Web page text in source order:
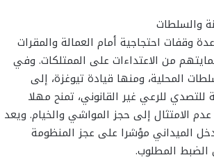
وقفات احتجاجية أمام العمالة والمقرات
من الاعتداءات على الممتلكات. وفي
المحلية، ومنها قيادة تيوغزة، إلى
للتصدي للرعي غير القانوني، تمنح مهلا
عدم الامتثال إلى حجز المواشي والخيام. ويعد
الميداني مؤشرا على عجز المنظومة
الضبط المطلوب.